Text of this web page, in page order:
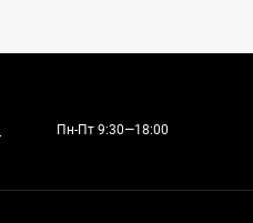
Пн-Пт 9:30—18:00